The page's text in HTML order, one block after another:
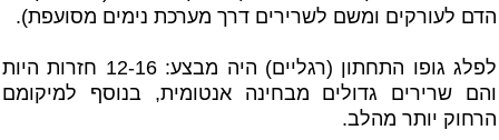
הדם לעורקים ומשם לשרירים דרך מערכת נימים מסועפת).
לפלג גופו התחתון (רגליים) היה מבצע: 12-16 חזרות היות
והם שרירים גדולים מבחינה אנטומית, בנוסף למיקומם
הרחוק יותר מהלב.